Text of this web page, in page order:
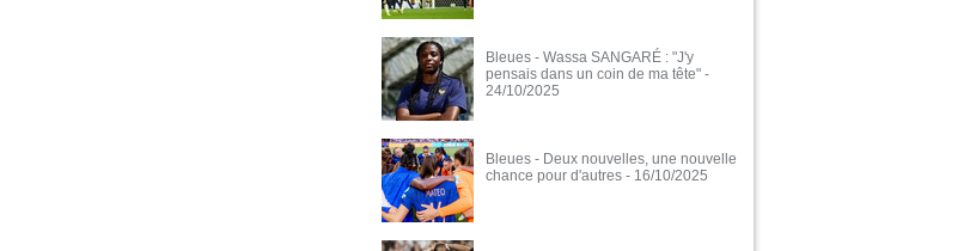
Bleues - Wassa SANGARÉ : "J'y
pensais dans un coin de ma tête" -
24/10/2025
Bleues - Deux nouvelles, une nouvelle
chance pour d'autres - 16/10/2025